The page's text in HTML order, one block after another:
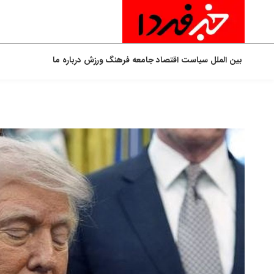
بین الملل سیاست اقتصادجامعه فرهنگورزش درباره ما